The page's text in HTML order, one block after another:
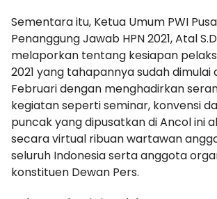
Sementara itu, Ketua Umum PWI
Penanggung Jawab HPN 2021, Atal
melaporkan tentang kesiapan
2021 yang tahapannya sudah dimulai
Februari dengan menghadirkan
kegiatan seperti seminar, konvensi
puncak yang dipusatkan di Ancol ini
secara virtual ribuan wartawan
seluruh Indonesia serta anggota
konstituen Dewan Pers.